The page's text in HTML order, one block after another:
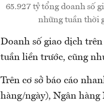
65.927 tỷ tổng doanh số
những tuần thời
Doanh số giao dịch
tuần liền trước, cũng
Trên cơ sở báo cáo
hàng/ngày), Ngân hàng